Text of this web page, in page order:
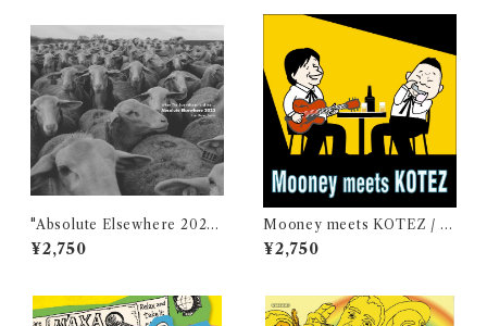
"Absolute Elsewhere 2023"
/ Jun Kawabata
¥2,750
Mooney meets KOTEZ / M
ooney & KOTEZ
¥2,750